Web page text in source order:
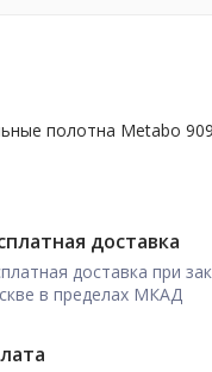
полотна Metabo
доставка
доставка при
в пределах МКАД